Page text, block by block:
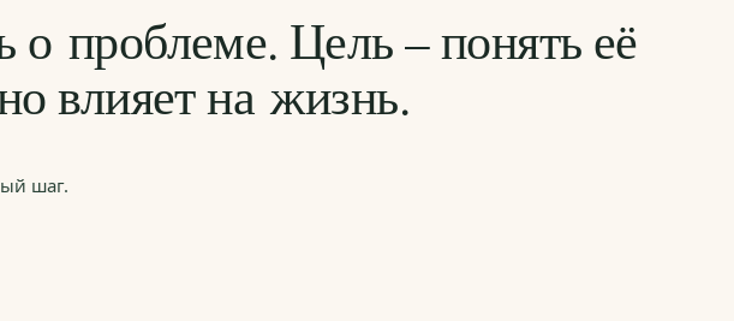
о проблеме. Цель – понять её
влияет на жизнь.
шаг.